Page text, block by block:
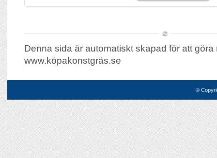
Denna sida är automatiskt skapad för att göra
www.köpakonstgräs.se
©